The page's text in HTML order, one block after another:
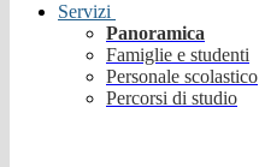
Servizi
Panoramica
Famiglie e studenti
Personale scolastico
Percorsi di studio